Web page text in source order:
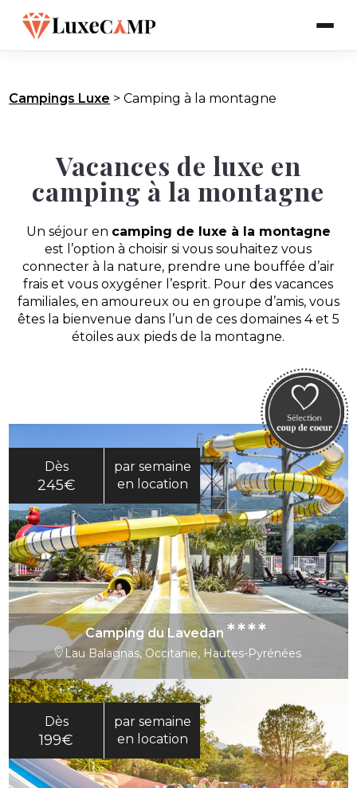
Campings Luxe >Camping à la montagne
Vacances de luxe en
camping à la montagne
Un séjour en camping de luxe à la montagne
est l’option à choisir si vous souhaitez vous
connecter à la nature, prendre une bouffée d’air
frais et vous oxygéner l’esprit. Pour des vacances
familiales, en amoureux ou en groupe d’amis, vous
êtes la bienvenue dans l’un de ces domaines 4 et 5
étoiles aux pieds de la montagne.
Dès
245€
par semaine
en location
Camping du Lavedan ****
Lau Balagnas, Occitanie, Hautes-Pyrénées
Dès
199€
par semaine
en location